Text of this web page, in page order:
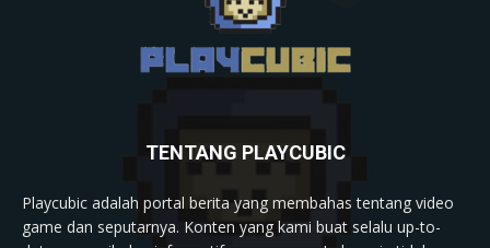
TENTANG PLAYCUBIC
Playcubic adalah portal berita yang membahas tentang video
game dan seputarnya. Konten yang kami buat selalu up-to-